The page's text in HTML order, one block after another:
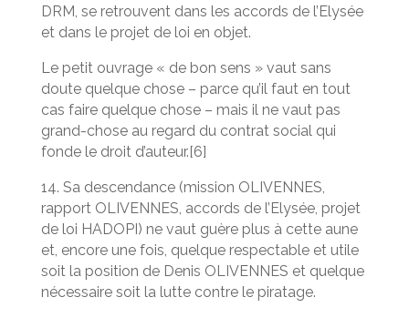
DRM, se retrouvent dans les accords de l’Elysée
et dans le projet de loi en objet.
Le petit ouvrage « de bon sens » vaut sans
doute quelque chose – parce qu’il faut en tout
cas faire quelque chose – mais il ne vaut pas
grand-chose au regard du contrat social qui
fonde le droit d’auteur.[6]
14. Sa descendance (mission OLIVENNES,
rapport OLIVENNES, accords de l’Elysée, projet
de loi HADOPI) ne vaut guère plus à cette aune
et, encore une fois, quelque respectable et utile
soit la position de Denis OLIVENNES et quelque
nécessaire soit la lutte contre le piratage.